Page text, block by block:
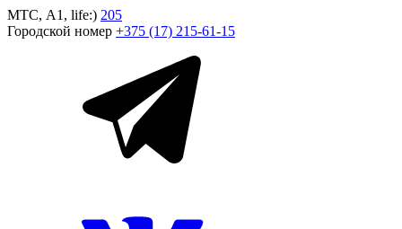
МТС, A1, life:) 205
Городской номер +375 (17) 215-61-15